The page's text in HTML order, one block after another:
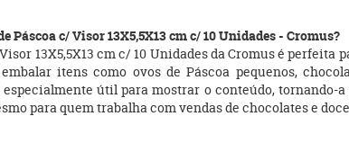
Páscoa c/ Visor 13X5,5X13 cm c/ 10 Unidades - Cromus?
13X5,5X13 cm c/ 10 Unidades da Cromus é
itens como ovos de Páscoa pequenos,
útil para mostrar o conteúdo,
para quem trabalha com vendas de chocolates e